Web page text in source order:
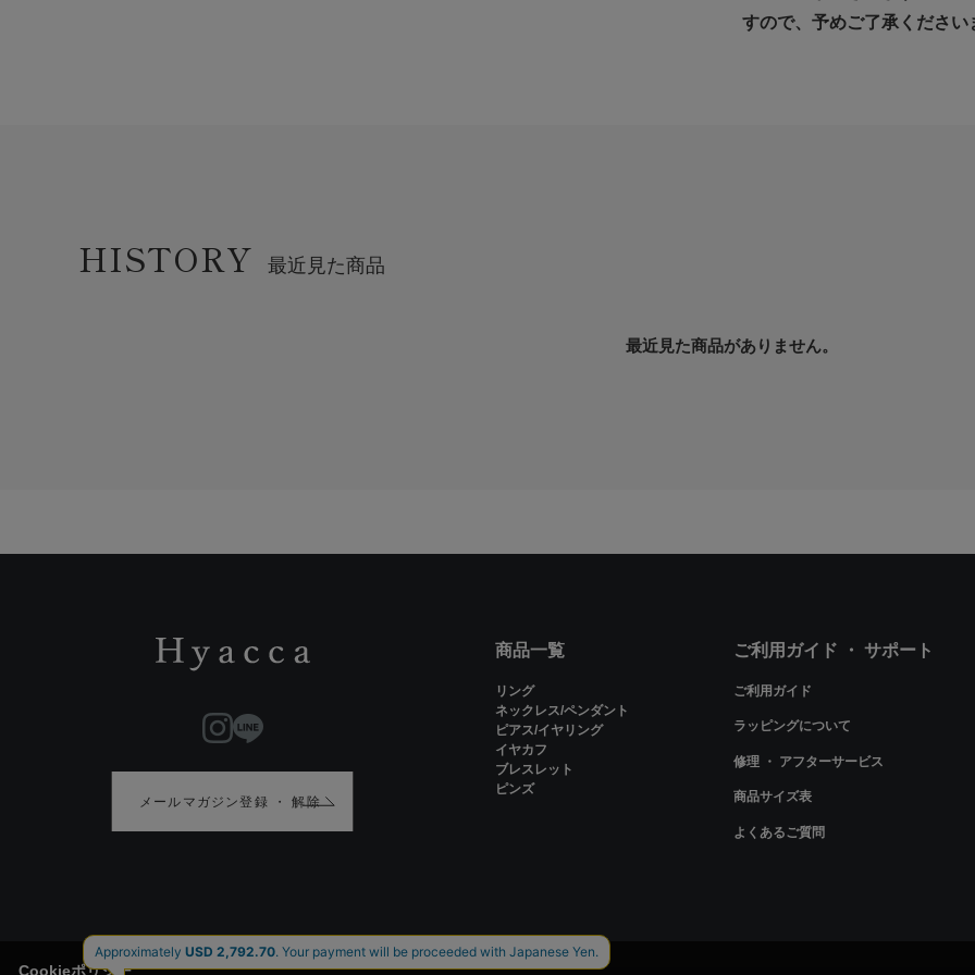
すので、予めご了承ください
HISTORY
最近見た商品がありません。
メールマガジン登録 ・ 解除
商品一覧
リング
ネックレス/ペンダント
ピアス/イヤリング
イヤカフ
ブレスレット
ピンズ
ご利用ガイド ・ サポート
ご利用ガイド
ラッピングについて
修理 ・ アフターサービス
商品サイズ表
よくあるご質問
Cookieポリシー